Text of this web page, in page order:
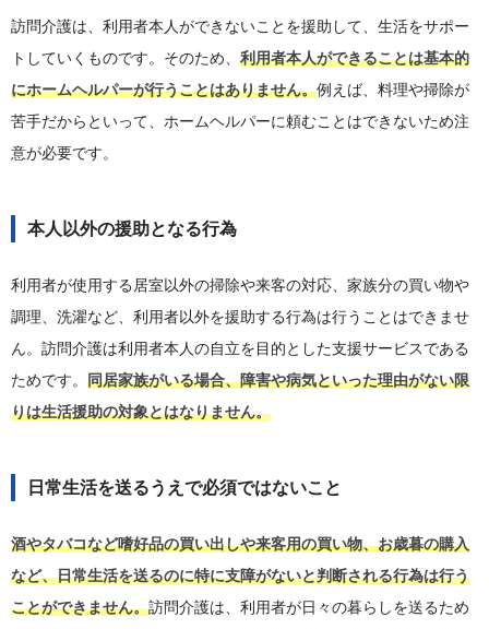
訪問介護は、利用者本人ができないことを援助して、生活をサポー
トしていくものです。そのため、 利用者本人ができることは基本的
にホームヘルパーが行うことはありません。例えば、料理や掃除が
苦手だからといって、ホームヘルパーに頼むことはできないため注
意が必要です。
本人以外の援助となる行為
利用者が使用する居室以外の掃除や来客の対応、家族分の買い物や
調理、洗濯など、利用者以外を援助する行為は行うことはできませ
ん。訪問介護は利用者本人の自立を目的とした支援サービスである
ためです。 同居家族がいる場合、障害や病気といった理由がない限
りは生活援助の対象とはなりません。
日常生活を送るうえで必須ではないこと
酒やタバコなど嗜好品の買い出しや来客用の買い物、お歳暮の購入
など、日常生活を送るのに特に支障がないと判断される行為は行う
ことができません。訪問介護は、利用者が日々の暮らしを送るため